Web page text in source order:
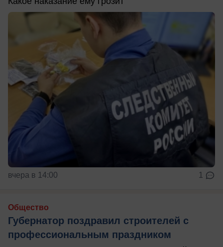
вчера в 14:00 1
Общество
Губернатор поздравил строителей с
профессиональным праздником